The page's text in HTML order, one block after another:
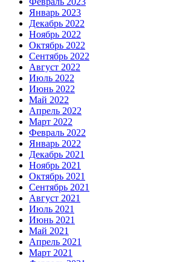
Январь 2023
Декабрь 2022
Ноябрь 2022
Октябрь 2022
Сентябрь 2022
Август 2022
Июль 2022
Июнь 2022
Май 2022
Апрель 2022
Март 2022
Февраль 2022
Январь 2022
Декабрь 2021
Ноябрь 2021
Октябрь 2021
Сентябрь 2021
Август 2021
Июль 2021
Июнь 2021
Май 2021
Апрель 2021
Март 2021